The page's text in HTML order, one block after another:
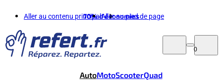
Aller au contenu principalAller au pied de page
70%d'économies
0
AutoMotoScooterQuad